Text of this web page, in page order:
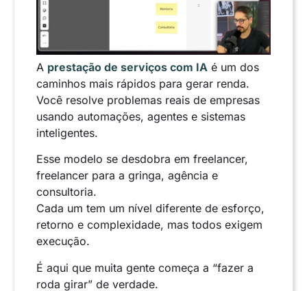
A prestação de serviços com IA é um dos
caminhos mais rápidos para gerar renda.
Você resolve problemas reais de empresas
usando automações, agentes e sistemas
inteligentes.
Esse modelo se desdobra em freelancer,
freelancer para a gringa, agência e
consultoria.
Cada um tem um nível diferente de esforço,
retorno e complexidade, mas todos exigem
execução.
É aqui que muita gente começa a “fazer a
roda girar” de verdade.